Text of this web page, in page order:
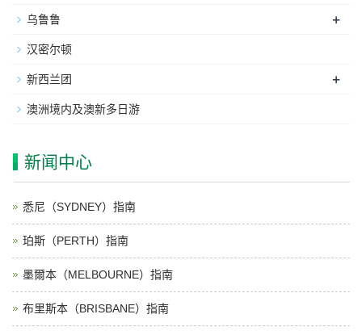
乌鲁鲁 +
汉密尔顿
新西兰团 +
澳洲境内及澳新多日游
新闻中心
悉尼（SYDNEY）指南
珀斯（PERTH）指南
墨爾本（MELBOURNE）指南
布里斯本（BRISBANE）指南